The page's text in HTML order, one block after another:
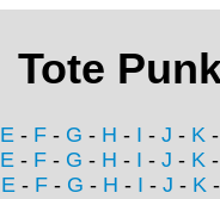
Tote
E - F - G - H - I - J - K
E - F - G - H - I - J - K
E- F- G - H - I - J - K